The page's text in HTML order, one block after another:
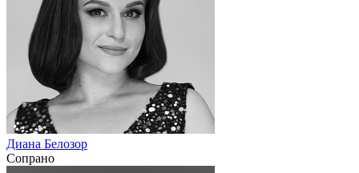
Диана Белозор
Сопрано